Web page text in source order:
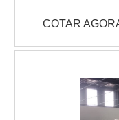
se encontra
quando
existente
renovar o
COTAR